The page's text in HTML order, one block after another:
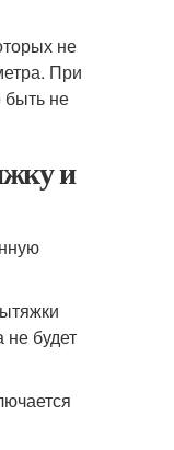
не
При
быть не
и
не будет